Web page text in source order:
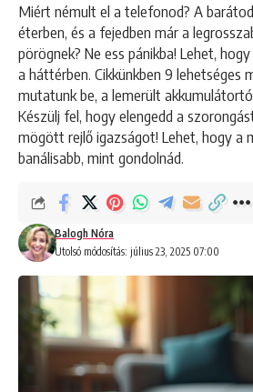
Miért némult el a telefonod? A
éterben, és a fejedben már a
pörögnek? Ne ess pánikba! Lehet,
a háttérben. Cikkünkben 9 lehetséges
mutatunk be, a lemerült
Készülj fel, hogy elengedd a
mögött rejlő igazságot! Lehet, hogy a
banálisabb, mint gondolnád.
Utolsó módosítás: július 23, 2025 07:00
Balogh Nóra